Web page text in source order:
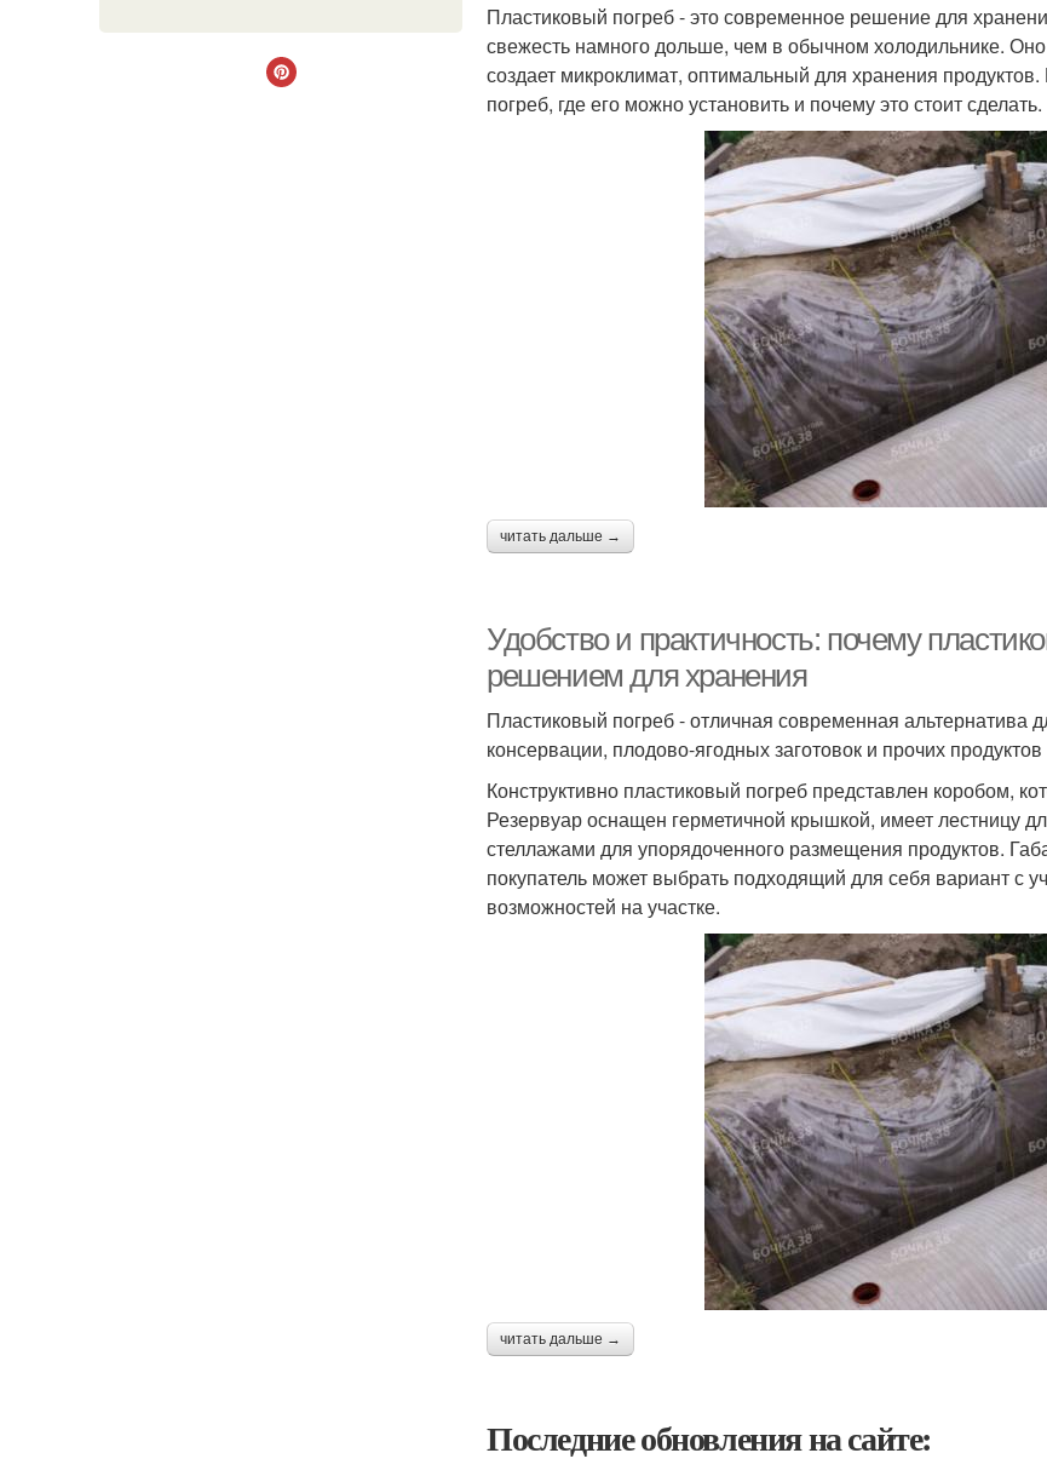
Пластиковый погреб - это современное решение для
свежесть намного дольше, чем в обычном холодильнике. Оно
создает микроклимат, оптимальный для хранения
погреб, где его можно установить и почему это стоит сделать.
читать дальше →
Удобство и практичность: почему
решением для хранения
Пластиковый погреб - отличная современная альтернатива
консервации, плодово-ягодных заготовок и прочих
Конструктивно пластиковый погреб представлен коробом,
Резервуар оснащен герметичной крышкой, имеет лестницу
стеллажами для упорядоченного размещения продуктов.
покупатель может выбрать подходящий для себя вариант с
возможностей на участке.
читать дальше →
Последние обновления на сайте: